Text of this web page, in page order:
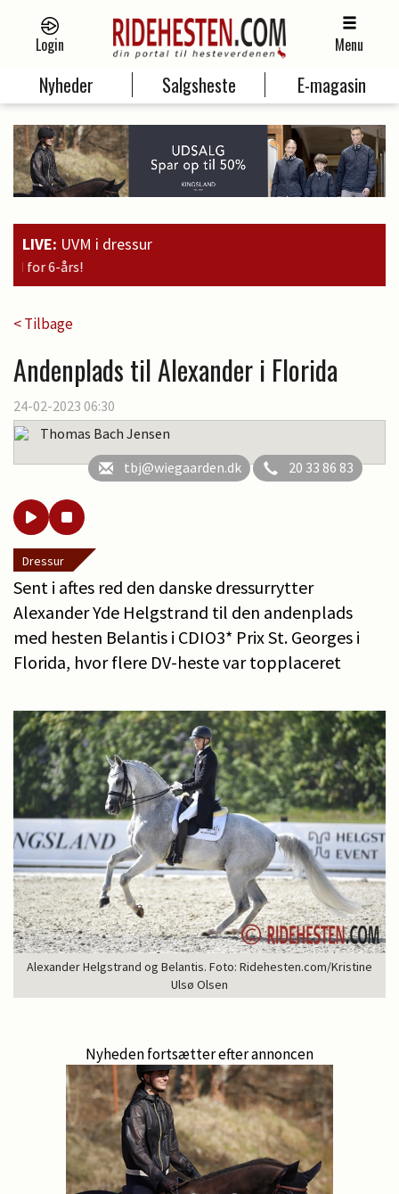
Login Menu
Nyheder Salgsheste E-magasin
LIVE: UVM i dressur
< Tilbage
Andenplads til Alexander i Florida
24-02-2023 06:30
Thomas Bach Jensen
tbj@wiegaarden.dk
20 33 86 83
Dressur
Sent i aftes red den danske dressurrytter
Alexander Yde Helgstrand til den andenplads
med hesten Belantis i CDIO3* Prix St. Georges i
Florida, hvor flere DV-heste var topplaceret
Alexander Helgstrand og Belantis. Foto: Ridehesten.com/Kristine
Ulsø Olsen
Nyheden fortsætter efter annoncen